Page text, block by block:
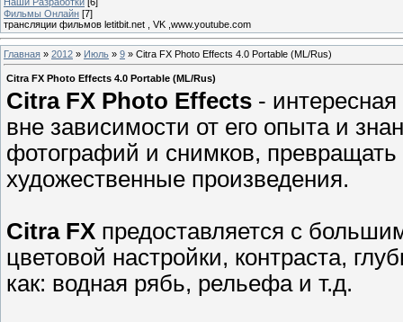
Фильмы Онлайн [7]
трансляции фильмов letitbit.net , VK ,www.youtube.com
Главная » 2012 » Июль » 9 » Citra FX Photo Effects 4.0 Portable (ML/Rus)
Citra FX Photo Effects 4.0 Portable (ML/Rus)
Citra FX Photo Effects -
вне зависимости от его опыта и
фотографий и снимков,
художественные произведения.
Citra FX предоставляется с
цветовой настройки, контраста,
как: водная рябь, рельефа и т.д.